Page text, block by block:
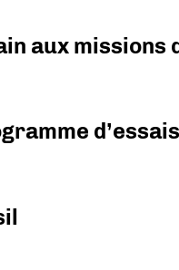
aux missions